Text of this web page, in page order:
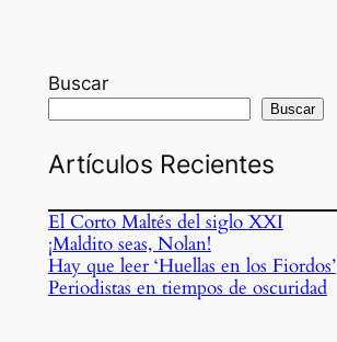
Buscar
Buscar
Artículos Recientes
El Corto Maltés del siglo XXI
¡Maldito seas, Nolan!
Hay que leer ‘Huellas en los Fiordos’
Periodistas en tiempos de oscuridad